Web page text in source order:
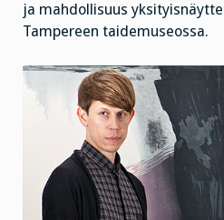
ja mahdollisuus
Tampereen taidemuseossa.